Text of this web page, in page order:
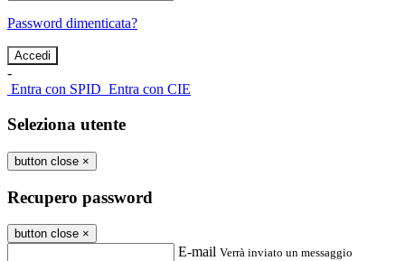
Password dimenticata?
-
Entra con SPID Entra con CIE
Seleziona utente
button close ×
Recupero password
button close ×
E-mail Verrà inviato un messaggio